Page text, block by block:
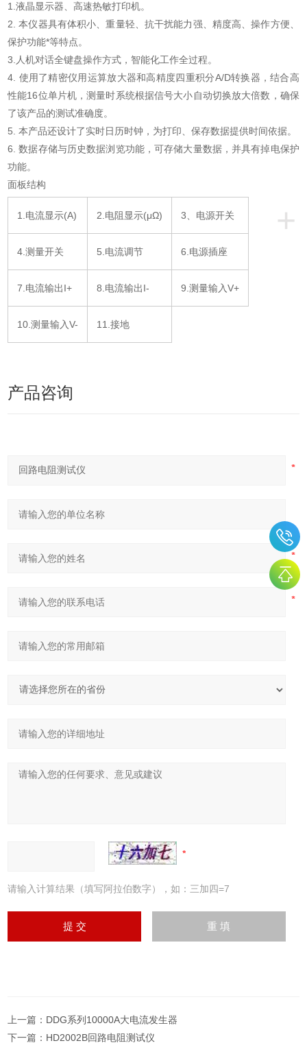
1.液晶显示器、高速热敏打印机。
2. 本仪器具有体积小、重量轻、抗干扰能力强、精度高、操作方便、
保护功能*等特点。
3.人机对话全键盘操作方式，智能化工作全过程。
4. 使用了精密仪用运算放大器和高精度四重积分A/D转换器，结合高
性能16位单片机，测量时系统根据信号大小自动切换放大倍数，确保
了该产品的测试准确度。
5. 本产品还设计了实时日历时钟，为打印、保存数据提供时间依据。
6. 数据存储与历史数据浏览功能，可存储大量数据，并具有掉电保护
功能。
面板结构
+
1.电流显示(A) 2.电阻显示(μΩ) 3、电源开关
4.测量开关 5.电流调节 6.电源插座
7.电流输出I+ 8.电流输出I- 9.测量输入V+
10.测量输入V- 11.接地
产品咨询
请输入计算结果（填写阿拉伯数字），如：三加四=7
上一篇： DDG系列10000A大电流发生器
下一篇： HD2002B回路电阻测试仪